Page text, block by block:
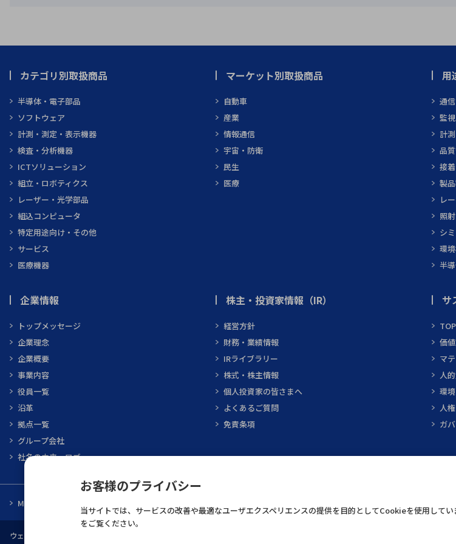
お客様のプライバシー
当サイトでは、サービスの改善や最適なユーザエクスペリエンスの提供を目的としてCookieを使用して
をご覧ください。
カテゴリ別取扱商品
半導体・電子部品
ソフトウェア
計測・測定・表示機器
検査・分析機器
ICTソリューション
組立・ロボティクス
レーザー・光学部品
組込コンピュータ
特定用途向け・その他
サービス
医療機器
マーケット別取扱商品
自動車
産業
情報通信
宇宙・防衛
民生
医療
用
通
監
計
品
接
製
レ
照射
シ
環
半
企業情報
トップメッセージ
企業理念
企業概要
事業内容
役員一覧
沿革
拠点一覧
グループ会社
社名の由来・ロゴ
株主・投資家情報（IR）
経営方針
財務・業績情報
IRライブラリー
株式・株主情報
個人投資家の皆さまへ
よくあるご質問
免責条項
サ
価
マ
人
環
人
ガ
MARUBUN CORPORATION
ウェブサイト利用規約